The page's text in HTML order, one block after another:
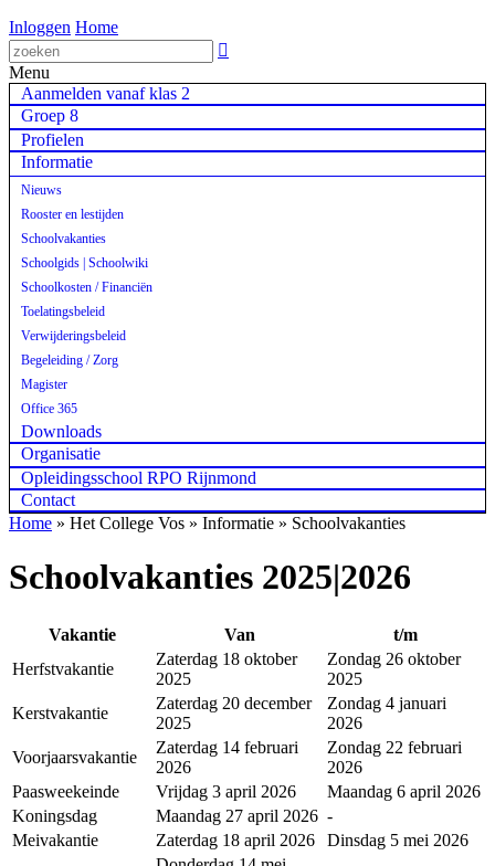
Inloggen Home

Menu
Aanmelden vanaf klas 2
Groep 8
Profielen
Informatie
Nieuws
Rooster en lestijden
Schoolvakanties
Schoolgids | Schoolwiki
Schoolkosten / Financiën
Toelatingsbeleid
Verwijderingsbeleid
Begeleiding / Zorg
Magister
Office 365
Downloads
Organisatie
Opleidingsschool RPO Rijnmond
Contact
Home » Het College Vos » Informatie » Schoolvakanties
Schoolvakanties 2025|2026
Vakantie Van
t/m
Herfstvakantie
Zaterdag 18 oktober
2025
Zondag 26 oktober
2025
Kerstvakantie
Zaterdag 20 december
2025
Zondag 4 januari
2026
Voorjaarsvakantie
Zaterdag 14 februari
2026
Zondag 22 februari
2026
Paasweekeinde
Vrijdag 3 april 2026
Maandag 6 april 2026
Koningsdag
Maandag 27 april 2026 -
Meivakantie
Zaterdag 18 april 2026
Dinsdag 5 mei 2026